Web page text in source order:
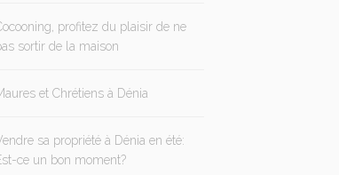
profitez du plaisir de ne
sortir de la maison
et Chrétiens à Dénia
sa propriété à Dénia en été:
ce un bon moment?